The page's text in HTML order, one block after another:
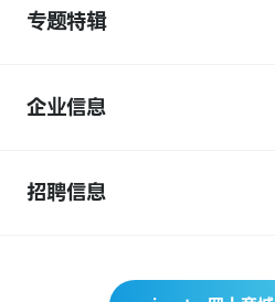
专题特辑
企业信息
招聘信息